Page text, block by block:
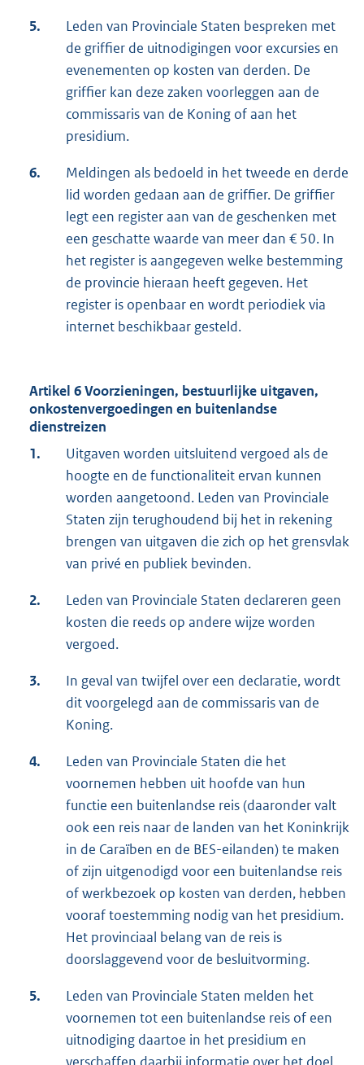
5.
Leden van Provinciale Staten bespreken met
de griffier de uitnodigingen voor excursies en
evenementen op kosten van derden. De
griffier kan deze zaken voorleggen aan de
commissaris van de Koning of aan het
presidium.
6.
Meldingen als bedoeld in het tweede en derde
lid worden gedaan aan de griffier. De griffier
legt een register aan van de geschenken met
een geschatte waarde van meer dan € 50. In
het register is aangegeven welke bestemming
de provincie hieraan heeft gegeven. Het
register is openbaar en wordt periodiek via
internet beschikbaar gesteld.
Artikel 6 Voorzieningen, bestuurlijke uitgaven,
onkostenvergoedingen en buitenlandse
dienstreizen
1.
Uitgaven worden uitsluitend vergoed als de
hoogte en de functionaliteit ervan kunnen
worden aangetoond. Leden van Provinciale
Staten zijn terughoudend bij het in rekening
brengen van uitgaven die zich op het grensvlak
van privé en publiek bevinden.
2.
Leden van Provinciale Staten declareren geen
kosten die reeds op andere wijze worden
vergoed.
3.
In geval van twijfel over een declaratie, wordt
dit voorgelegd aan de commissaris van de
Koning.
4.
Leden van Provinciale Staten die het
voornemen hebben uit hoofde van hun
functie een buitenlandse reis (daaronder valt
ook een reis naar de landen van het Koninkrijk
in de Caraïben en de BES-eilanden) te maken
of zijn uitgenodigd voor een buitenlandse reis
of werkbezoek op kosten van derden, hebben
vooraf toestemming nodig van het presidium.
Het provinciaal belang van de reis is
doorslaggevend voor de besluitvorming.
5.
Leden van Provinciale Staten melden het
voornemen tot een buitenlandse reis of een
uitnodiging daartoe in het presidium en